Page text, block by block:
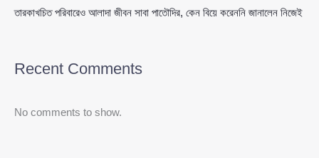
তারকাখচিত পরিবারেও আলাদা জীবন সাবা পাতৌদির, কেন বিয়ে করেননি জানালেন নিজেই
Recent Comments
No comments to show.